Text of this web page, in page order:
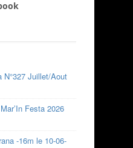
N°327 Juillet/Aout
Festa 2026
-16m le 10-06-